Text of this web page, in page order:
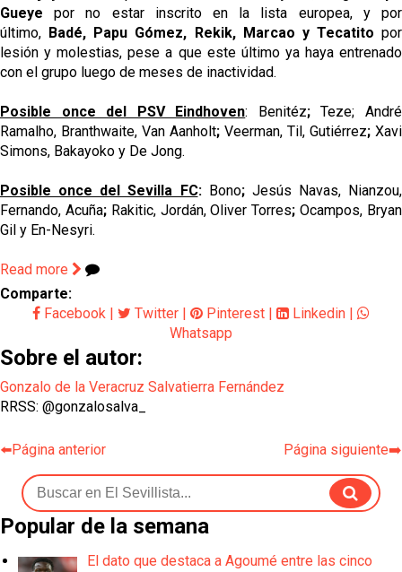
Gueye por no estar inscrito en la lista europea, y por
último, Badé, Papu Gómez, Rekik, Marcao y Tecatito por
lesión y molestias, pese a que este último ya haya entrenado
con el grupo luego de meses de inactividad.
Posible once del PSV Eindhoven: Benitéz;Teze; André
Ramalho, Branthwaite, Van Aanholt; Veerman, Til, Gutiérrez; Xavi
Simons, Bakayoko y De Jong.
Posible once del Sevilla FC: Bono;Jesús Navas, Nianzou,
Fernando, Acuña;Rakitic, Jordán, Oliver Torres; Ocampos, Bryan
Gil y En-Nesyri.
Read more
Comparte:
Facebook
Twitter Pinterest Linkedin
Whatsapp
Sobre el autor:
Gonzalo de la Veracruz Salvatierra Fernández
RRSS: @gonzalosalva_
⬅️Página anterior Página siguiente➡️
Popular de la semana
El dato que destaca a Agoumé entre las cinco